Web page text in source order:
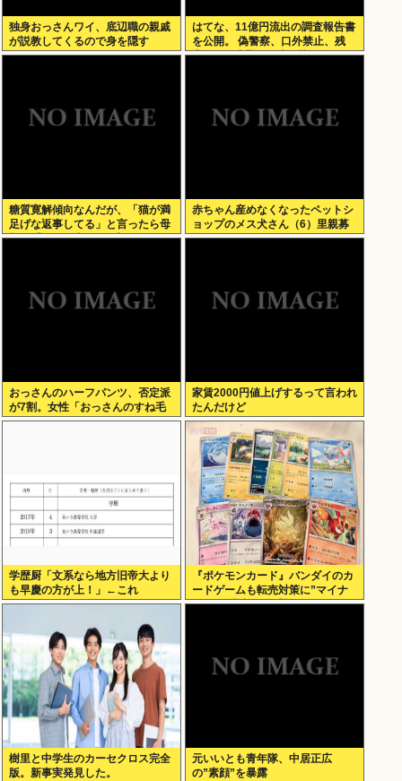
独身おっさんワイ、底辺職の親戚
が説教してくるので身を隠す
はてな、11億円流出の調査報告書
を公開。 偽警察、口外禁止、残
業・休日出勤200時間越、孤
糖質寛解傾向なんだが、「猫が満
足げな返事してる」と言ったら母
親に「お気の毒w」と言われた
赤ちゃん産めなくなったペットシ
ョップのメス犬さん（6）里親募
集されてしまうwww
おっさんのハーフパンツ、否定派
が7割。女性「おっさんのすね毛
なんて見たくないじゃないですか
家賃2000円値上げするって言われ
たんだけど
学歴厨「文系なら地方旧帝大より
も早慶の方が上！」←これ
『ポケモンカード』バンダイのカ
ードゲームも転売対策に”マイナ
ンバー”導入開始「効果テキメ
樹里と中学生のカーセクロス完全
版。新事実発見した。
元いいとも青年隊、中居正広
の”素顔”を暴露